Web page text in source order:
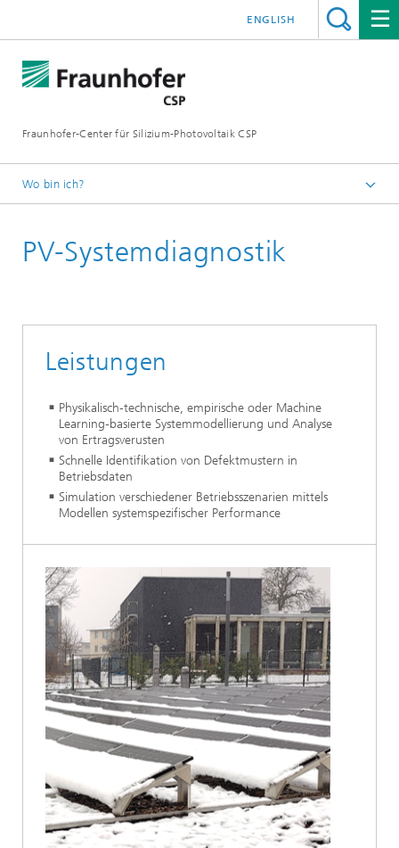
Fraunhofer-Center für Silizium-Photovoltaik CSP
ENGLISH
Wo bin ich?
Kompetenzfelder
PV-Systemdiagnostik
Leistungen
Physikalisch-technische, empirische oder Machine
Learning-basierte Systemmodellierung und Analyse
von Ertragsverusten
Schnelle Identifikation von Defektmustern in
Betriebsdaten
Simulation verschiedener Betriebsszenarien mittels
Modellen systemspezifischer Performance